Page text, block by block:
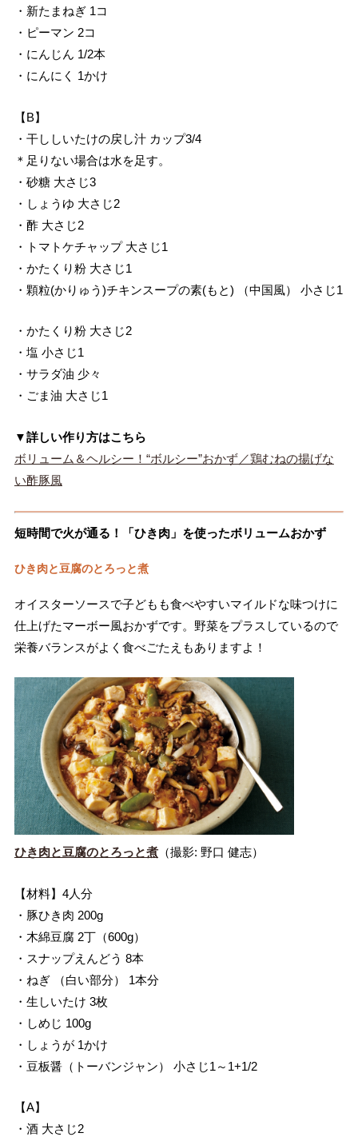
・新たまねぎ 1コ
・ピーマン 2コ
・にんじん 1/2本
・にんにく 1かけ
【B】
・干ししいたけの戻し汁 カップ3/4
＊足りない場合は水を足す。
・砂糖 大さじ3
・しょうゆ 大さじ2
・酢 大さじ2
・トマトケチャップ 大さじ1
・かたくり粉 大さじ1
・顆粒(かりゅう)チキンスープの素(もと) （中国風） 小さじ1
・かたくり粉 大さじ2
・塩 小さじ1
・サラダ油 少々
・ごま油 大さじ1
▼詳しい作り方はこちら
ボリューム＆ヘルシー！“ボルシー”おかず／鶏むねの揚げな
い酢豚風
短時間で火が通る！「ひき肉」を使ったボリュームおかず
ひき肉と豆腐のとろっと煮
オイスターソースで子どもも食べやすいマイルドな味つけに
仕上げたマーボー風おかずです。野菜をプラスしているので
栄養バランスがよく食べごたえもありますよ！
ひき肉と豆腐のとろっと煮（撮影: 野口 健志）
【材料】4人分
・豚ひき肉 200g
・木綿豆腐 2丁（600g）
・スナップえんどう 8本
・ねぎ （白い部分） 1本分
・生しいたけ 3枚
・しめじ 100g
・しょうが 1かけ
・豆板醤（トーバンジャン） 小さじ1～1+1/2
【A】
・酒 大さじ2